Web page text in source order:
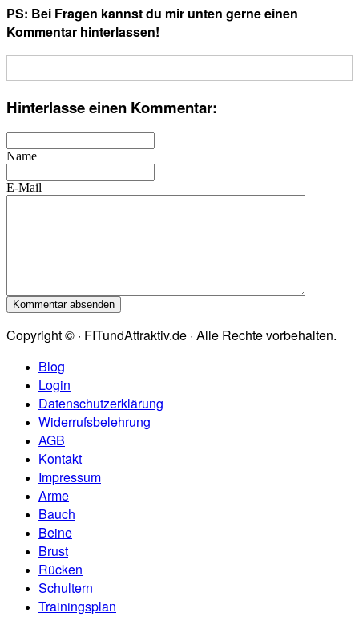
PS: Bei Fragen kannst du mir unten gerne einen
Kommentar hinterlassen!
Hinterlasse einen Kommentar:
Name
E-Mail
Copyright © · FITundAttraktiv.de · Alle Rechte vorbehalten.
Blog
Login
Datenschutzerklärung
Widerrufsbelehrung
AGB
Kontakt
Impressum
Arme
Bauch
Beine
Brust
Rücken
Schultern
Trainingsplan